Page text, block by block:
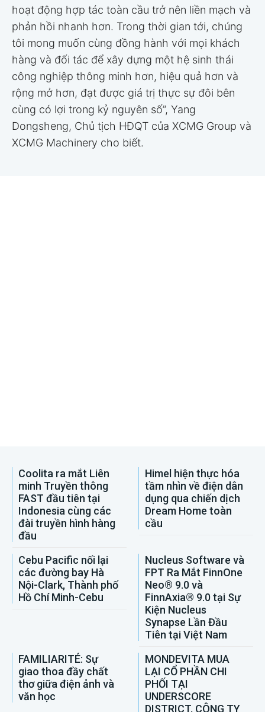
hoạt động hợp tác toàn cầu trở nên liền mạch và
phản hồi nhanh hơn. Trong thời gian tới, chúng
tôi mong muốn cùng đồng hành với mọi khách
hàng và đối tác để xây dựng một hệ sinh thái
công nghiệp thông minh hơn, hiệu quả hơn và
rộng mở hơn, đạt được giá trị thực sự đôi bên
cùng có lợi trong kỷ nguyên số”, Yang
Dongsheng, Chủ tịch HĐQT của XCMG Group và
XCMG Machinery cho biết.
Coolita ra mắt Liên
minh Truyền thông
FAST đầu tiên tại
Indonesia cùng các
đài truyền hình hàng
đầu
Himel hiện thực hóa
tầm nhìn về điện dân
dụng qua chiến dịch
Dream Home toàn
cầu
Cebu Pacific nối lại
các đường bay Hà
Nội-Clark, Thành phố
Hồ Chí Minh-Cebu
Nucleus Software và
FPT Ra Mắt FinnOne
Neo® 9.0 và
FinnAxia® 9.0 tại Sự
Kiện Nucleus
Synapse Lần Đầu
Tiên tại Việt Nam
FAMILIARITÉ: Sự
giao thoa đầy chất
thơ giữa điện ảnh và
văn học
MONDEVITA MUA
LẠI CỔ PHẦN CHI
PHỐI TẠI
UNDERSCORE
DISTRICT, CÔNG TY